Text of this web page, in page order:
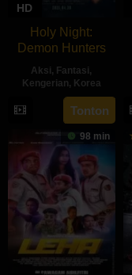
HD
Holy Night:
Demon Hunters
Aksi, Fantasi,
Kengerian, Korea
30
Apr
2025
Lim
Dae-
hee
Tonton
98 min